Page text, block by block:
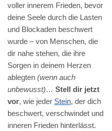
voller innerem Frieden, bevor
deine Seele durch die Lasten
und Blockaden beschwert
wurde – von Menschen, die
dir nahe stehen, die ihre
Sorgen in deinem Herzen
ablegten (wenn auch
unbewusst)… Stell dir jetzt
vor, wie jeder Stein, der dich
beschwert, verschwindet und
inneren Frieden hinterlässt.